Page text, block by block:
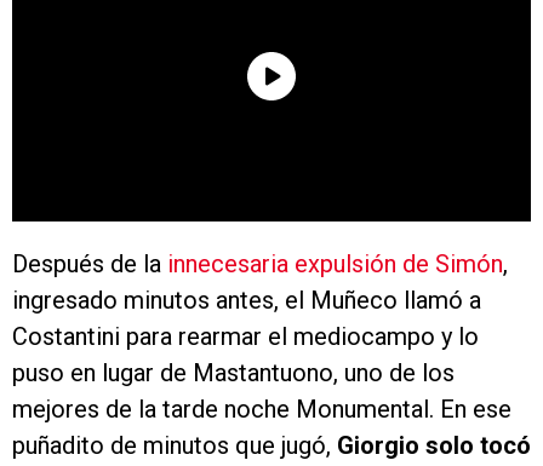
Después de la innecesaria expulsión de Simón,
ingresado minutos antes, el Muñeco llamó a
Costantini para rearmar el mediocampo y lo
puso en lugar de Mastantuono, uno de los
mejores de la tarde noche Monumental. En ese
puñadito de minutos que jugó, Giorgio solo tocó